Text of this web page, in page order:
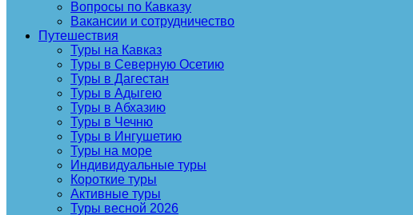
Вопросы по Кавказу
Вакансии и сотрудничество
Путешествия
Туры на Кавказ
Туры в Северную Осетию
Туры в Дагестан
Туры в Адыгею
Туры в Абхазию
Туры в Чечню
Туры в Ингушетию
Туры на море
Индивидуальные туры
Короткие туры
Активные туры
Туры весной 2026